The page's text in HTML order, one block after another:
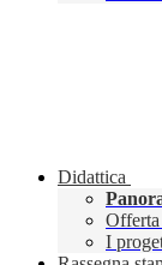
Didattica
I